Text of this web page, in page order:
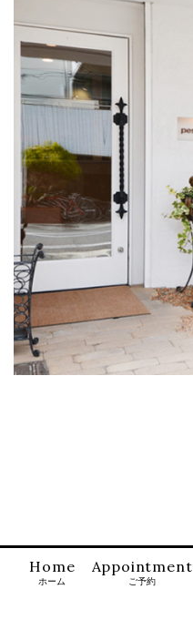
Home
ホーム
Appointment
ご予約